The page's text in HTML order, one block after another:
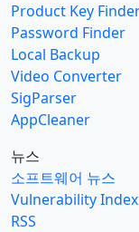
Product Key
Password Finder
Local Backup
Video Converter
SigParser
AppCleaner
뉴스
소프트웨어 뉴스
Vulnerability Index
RSS